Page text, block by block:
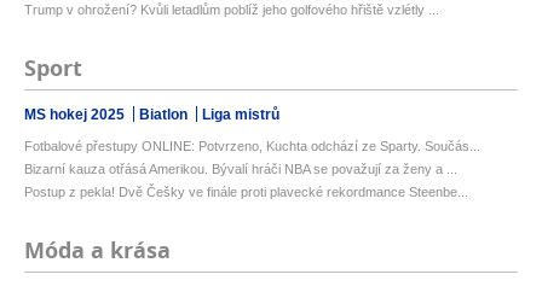
Trump v ohrožení? Kvůli letadlům poblíž jeho golfového hřiště vzlétly ...
Sport
MS hokej 2025 Biatlon Liga mistrů
Fotbalové přestupy ONLINE: Potvrzeno, Kuchta odchází ze Sparty. Součás...
Bizarní kauza otřásá Amerikou. Bývalí hráči NBA se považují za ženy a ...
Postup z pekla! Dvě Češky ve finále proti plavecké rekordmance Steenbe...
Móda a krása